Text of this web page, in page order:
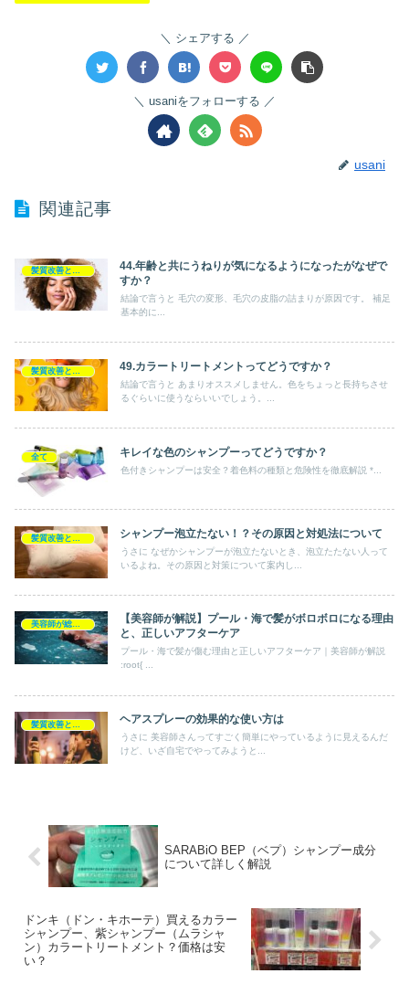
シェアする
usaniをフォローする
usani
関連記事
髪質改善とヘアの疑問
44.年齢と共にうねりが気になるようになったがなぜで
すか？
結論で言うと 毛穴の変形、毛穴の皮脂の詰まりが原因です。 補足
基本的に...
髪質改善とヘアの疑問 49.カラートリートメントってどうですか？
結論で言うと あまりオススメしません。色をちょっと長持ちさせ
るぐらいに使うならいいでしょう。...
全て キレイな色のシャンプーってどうですか？
色付きシャンプーは安全？着色料の種類と危険性を徹底解説 *...
シャンプー泡立たない！？その原因と対処法について
うさに なぜかシャンプーが泡立たないとき、泡立たたない人って
いるよね。その原因と対策について案内し...
【美容師が解説】プール・海で髪がボロボロになる理由
と、正しいアフターケア
プール・海で髪が傷む理由と正しいアフターケア｜美容師が解説
:root{ ...
ヘアスプレーの効果的な使い方は
うさに 美容師さんってすごく簡単にやっているように見えるんだ
けど、いざ自宅でやってみようと...
SARABiO BEP（ベプ）シャンプー成分
について詳しく解説
ドンキ（ドン・キホーテ）買えるカラー
シャンプー、紫シャンプー（ムラシャ
ン）カラートリートメント？価格は安
い？